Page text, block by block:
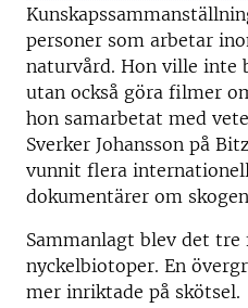
personer som arbetar
naturvård. Hon ville inte
utan också göra filmer
hon samarbetat med
Sverker Johansson på
vunnit flera
dokumentärer om
Sammanlagt blev det
nyckelbiotoper. En
mer inriktade på skötsel.